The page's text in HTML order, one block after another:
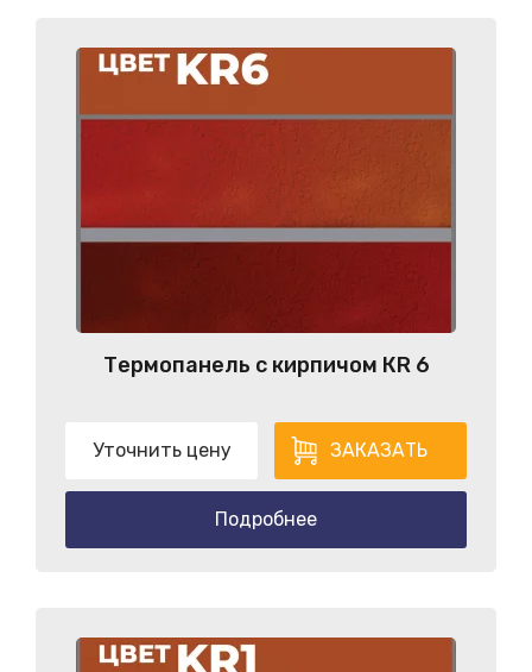
Термопанель с кирпичом КR 6
Уточнить цену ЗАКАЗАТЬ
Подробнее